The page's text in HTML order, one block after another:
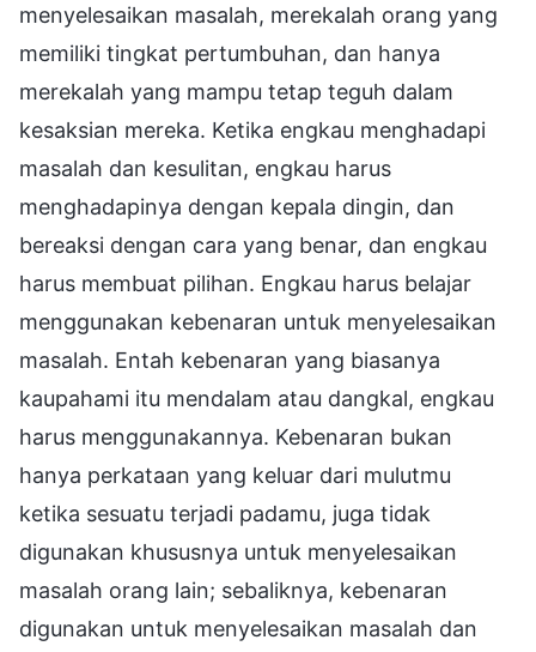
menyelesaikan masalah, merekalah orang yang
memiliki tingkat pertumbuhan, dan hanya
merekalah yang mampu tetap teguh dalam
kesaksian mereka. Ketika engkau menghadapi
masalah dan kesulitan, engkau harus
menghadapinya dengan kepala dingin, dan
bereaksi dengan cara yang benar, dan engkau
harus membuat pilihan. Engkau harus belajar
menggunakan kebenaran untuk menyelesaikan
masalah. Entah kebenaran yang biasanya
kaupahami itu mendalam atau dangkal, engkau
harus menggunakannya. Kebenaran bukan
hanya perkataan yang keluar dari mulutmu
ketika sesuatu terjadi padamu, juga tidak
digunakan khususnya untuk menyelesaikan
masalah orang lain; sebaliknya, kebenaran
digunakan untuk menyelesaikan masalah dan